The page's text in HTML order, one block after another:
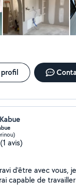
(1 avis)
d'être avec vous,
capable de